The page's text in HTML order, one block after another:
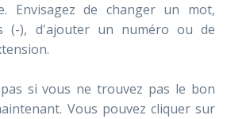
Envisagez de changer un mot,
(-), d'ajouter un numéro ou de
si vous ne trouvez pas le bon
Vous pouvez cliquer sur